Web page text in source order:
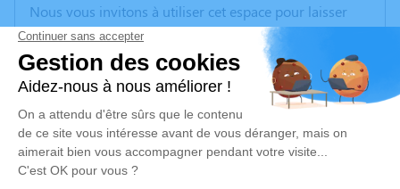
Nous vous invitons à utiliser cet espace pour laisser
vos condoléances, partager des photos souvenirs, une
anecdote ou exprimer vos pensées à travers des
poèmes ou des textes. Cet endroit est un lieu
d'expression dédié à honorer la mémoire de Gilberte
GARNIER.
Un service de plantation d’arbre hommage est
disponible ici.